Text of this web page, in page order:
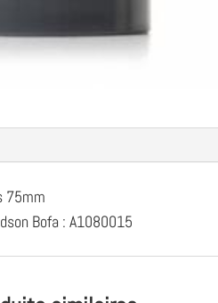
75mm
Bofa : A1080015